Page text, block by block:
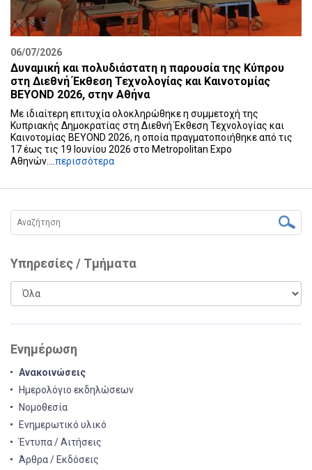
06/07/2026
Δυναμική και πολυδιάστατη η παρουσία της Κύπρου
στη Διεθνή Έκθεση Τεχνολογίας και Καινοτομίας
BEYOND 2026, στην Αθήνα
Με ιδιαίτερη επιτυχία ολοκληρώθηκε η συμμετοχή της
Κυπριακής Δημοκρατίας στη Διεθνή Έκθεση Τεχνολογίας και
Καινοτομίας BEYOND 2026, η οποία πραγματοποιήθηκε από τις
17 έως τις 19 Ιουνίου 2026 στο Metropolitan Expo
Αθηνών....περισσότερα
Υπηρεσίες / Τμήματα
Ενημέρωση
Ανακοινώσεις
Ημερολόγιο εκδηλώσεων
Νομοθεσία
Ενημερωτικό υλικό
Έντυπα / Αιτήσεις
Άρθρα / Εκδόσεις